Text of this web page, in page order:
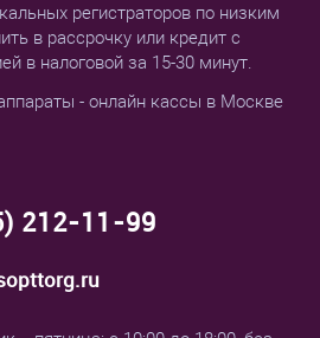
регистраторов по низким
в рассрочку или кредит с
в налоговой за 15-30 минут.
- онлайн кассы в Москве
212-11-99